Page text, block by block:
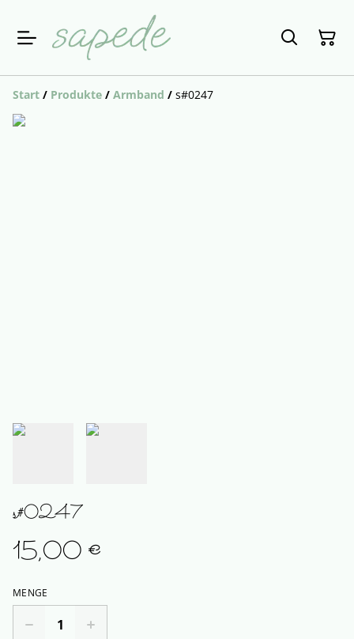
Start / Produkte / Armband / s#0247
s#0247
15,00 €
MENGE